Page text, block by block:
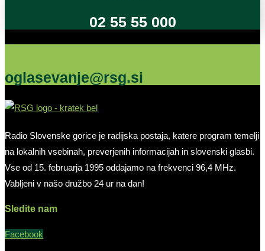
02 55 55 000
oglasevanje@rsg.si
Radio Slovenske gorice je radijska postaja, katere program temelji
na lokalnih vsebinah, preverjenih informacijah in slovenski glasbi.
Vse od 15. februarja 1995 oddajamo na frekvenci 96,4 MHz.
Vabljeni v našo družbo 24 ur na dan!
Sledite nam
Facebook